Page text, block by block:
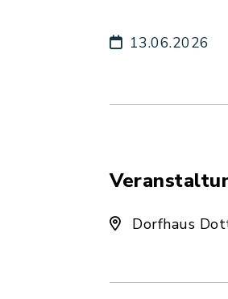
13.06.2026
Dorfhaus